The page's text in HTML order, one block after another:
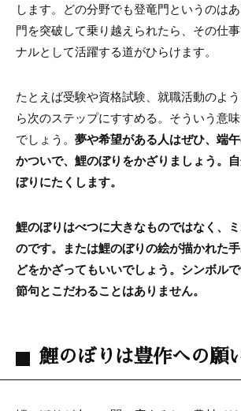
します。どの分野でも登竜門というのは
門を突破して乗り越えられたら、その仕
ナルとして活躍する道がひらけます。
たとえば受験や資格試験、就職活動のよ
ら次のステップにすすめる。そういう意
でしょう。 夢や希望がある人はぜひ、端
かついで、鯉のぼりをかざりましょう。
ぼりにたくします。
鯉のぼりはべつに大きなものではなく、
のです。または鯉のぼりの絵が描かれた
どをかざってもいいでしょう。シンボル
節句とこだわることはありません。
鯉のぼりは豊作への願